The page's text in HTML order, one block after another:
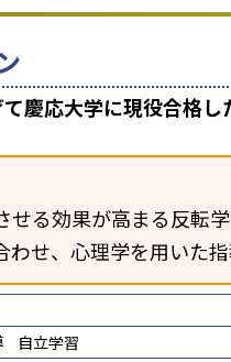
慶応大学に現役合格
せる効果が高まる反転
わせ、心理学を用いた
自立学習